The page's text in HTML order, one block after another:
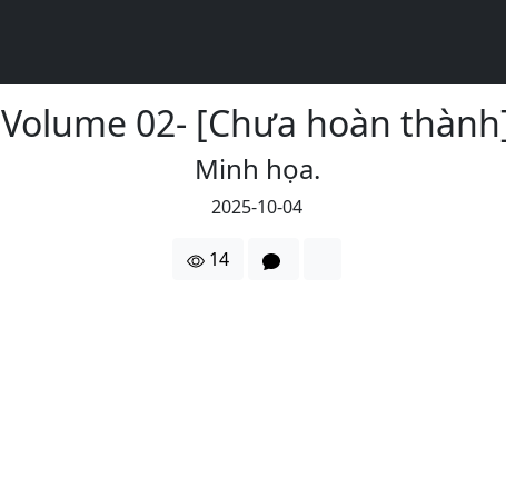
Volume 02- [Chưa hoàn
Minh họa.
2025-10-04
14